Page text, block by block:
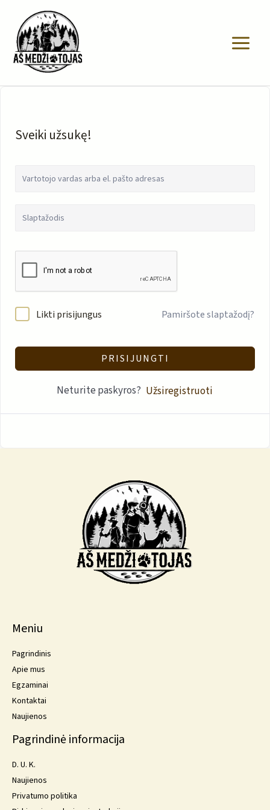
turinio
Sveiki užsukę!
Likti prisijungus Pamiršote slaptažodį?
PRISIJUNGTI
Neturite paskyros? Užsiregistruoti
Meniu
Pagrindinis
Apie mus
Egzaminai
Kontaktai
Naujienos
Pagrindinė informacija
D. U. K.
Naujienos
Privatumo politika